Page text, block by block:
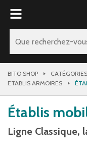
BITO SHOP CATÉGORIES
ETABLIS ARMOIRES
Établis
Ligne Classique,